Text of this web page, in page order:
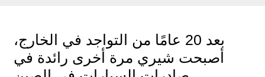
بعد 20 عامًا من التواجد في الخارج،
أصبحت شيري مرة أخرى رائدة في